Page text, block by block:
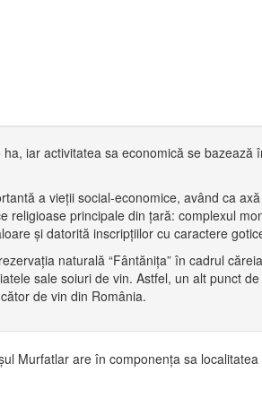
iar activitatea sa economică se
a vieţii social-economice, având ca
religioase principale din ţară: complexul
şi datorită inscripţiilor cu caractere
naturală “Fântăniţa” în cadrul
sale soiuri de vin. Astfel, un alt punct
de vin din România.
Murfatlar are în componenţa sa